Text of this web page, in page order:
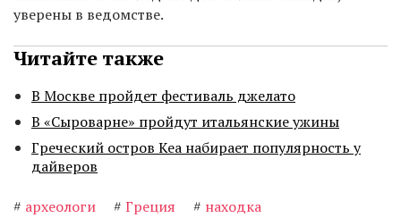
уверены в ведомстве.
Читайте также
В Москве пройдет фестиваль джелато
В «Сыроварне» пройдут итальянские ужины
Греческий остров Кеа набирает популярность у
дайверов
# археологи # Греция # находка